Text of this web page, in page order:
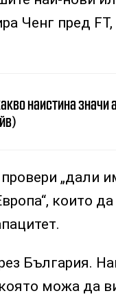
Ченг пред
наистина значи
„дали
които
България.
можа да